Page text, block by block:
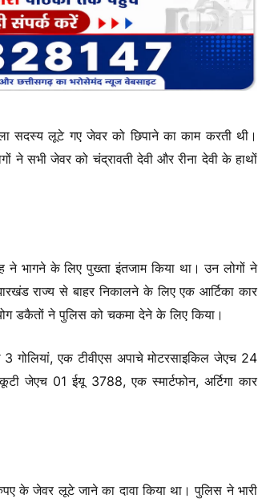
सदस्य लूटे गए जेवर को छिपाने का काम करती थी।
सभी जेवर को चंद्रावती देवी और रीना देवी के हाथों
ने भागने के लिए पुख्ता इंतजाम किया था। उन लोगों ने
राज्य से बाहर निकालने के लिए एक आर्टिका कार
डकैतों ने पुलिस को चकमा देने के लिए किया।
3 गोलियां, एक टीवीएस अपाचे मोटरसाइकिल जेएच 24
जेएच 01 ईयू 3788, एक स्मार्टफोन, अर्टिगा कार
के जेवर लूटे जाने का दावा किया था। पुलिस ने भारी